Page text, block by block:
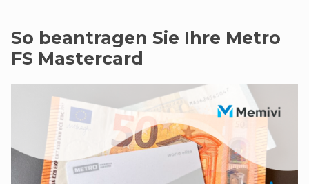
So beantragen Sie Ihre Metro
FS Mastercard